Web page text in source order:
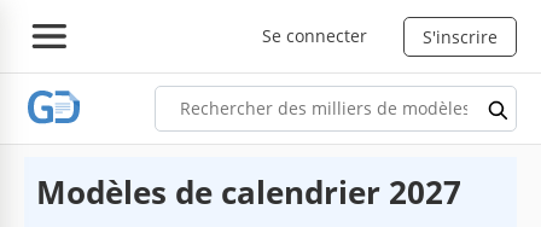
Se connecter S'inscrire
Modèles de calendrier 2027